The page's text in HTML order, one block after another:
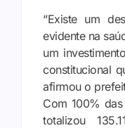
“Existe um
evidente na
um
constitucional
afirmou o
Com 100%
totalizou